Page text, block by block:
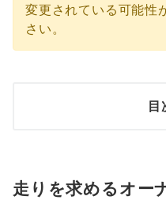
変更されている可能性
さい。
目
走りを求めるオー